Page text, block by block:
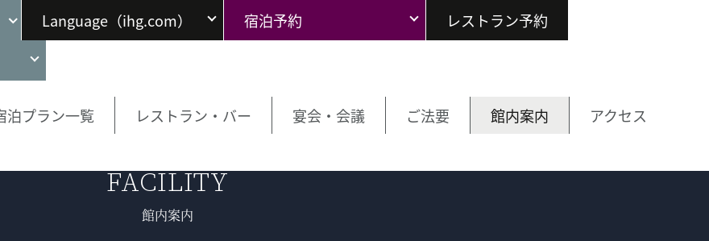
Language（ihg.com） 宿泊予約
レストラン予約
泊プラン一覧 レストラン・バー 宴会・会議 ご法要 館内案内
アクセス
FACILITY
館内案内